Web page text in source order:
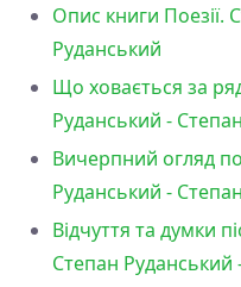
Опис книги Поезії.
Руданський
Що ховається за
Руданський -
Вичерпний огляд
Руданський -
Відчуття та думки
Степан Руданський